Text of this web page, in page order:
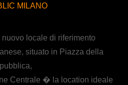
MILANO
locale di riferimento
situato in Piazza della
Centrale � la location ideale